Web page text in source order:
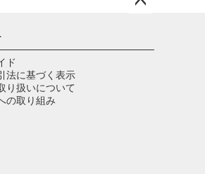
ップ
ド
法に基づく表示
り扱いについて
の取り組み